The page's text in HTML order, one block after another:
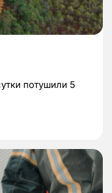
потушили 5